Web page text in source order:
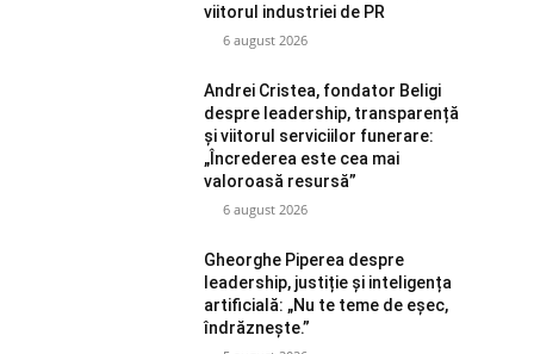
viitorul industriei de PR
6 august 2026
Andrei Cristea, fondator Beligi
despre leadership, transparență
și viitorul serviciilor funerare:
„Încrederea este cea mai
valoroasă resursă”
6 august 2026
Gheorghe Piperea despre
leadership, justiție și inteligența
artificială: „Nu te teme de eșec,
îndrăznește.”